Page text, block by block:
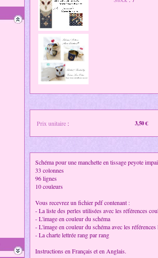
Prix unitaire : 3,50 €
Schéma pour une manchette en tissage peyote
33 colonnes
96 lignes
10 couleurs
Vous recevrez un fichier pdf contenant :
- La liste des perles utilisées avec les références
- L'image en couleur du schéma
- L'image en couleur du schéma avec les références
- La charte lettrée rang par rang
Instructions en Français et en Anglais.